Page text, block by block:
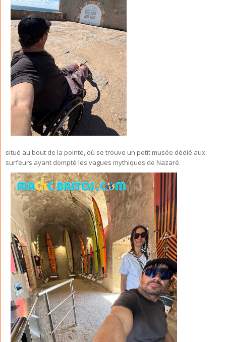
situé au bout de la pointe, où se trouve un petit musée dédié aux
surfeurs ayant dompté les vagues mythiques de Nazaré.